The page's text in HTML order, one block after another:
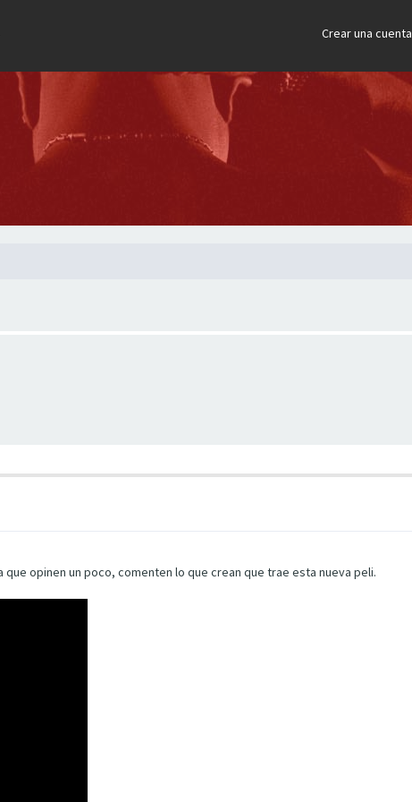
Crear una cuenta
opinen un poco, comenten lo que crean que trae esta nueva peli.